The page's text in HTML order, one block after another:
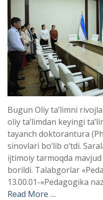
Bugun Oliy ta’limni
oliy ta’limdan keyingi
tayanch doktorantura
sinovlari bo‘lib o‘tdi.
ijtimoiy tarmoqda
borildi. Talabgorlar
13.00.01-«Pedagogika
Read More …